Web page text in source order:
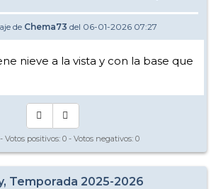
de Chema73 del 06-01-2026 07:27
nieve a la vista y con la base que
- Votos positivos: 0 - Votos negativos: 0
Temporada 2025-2026